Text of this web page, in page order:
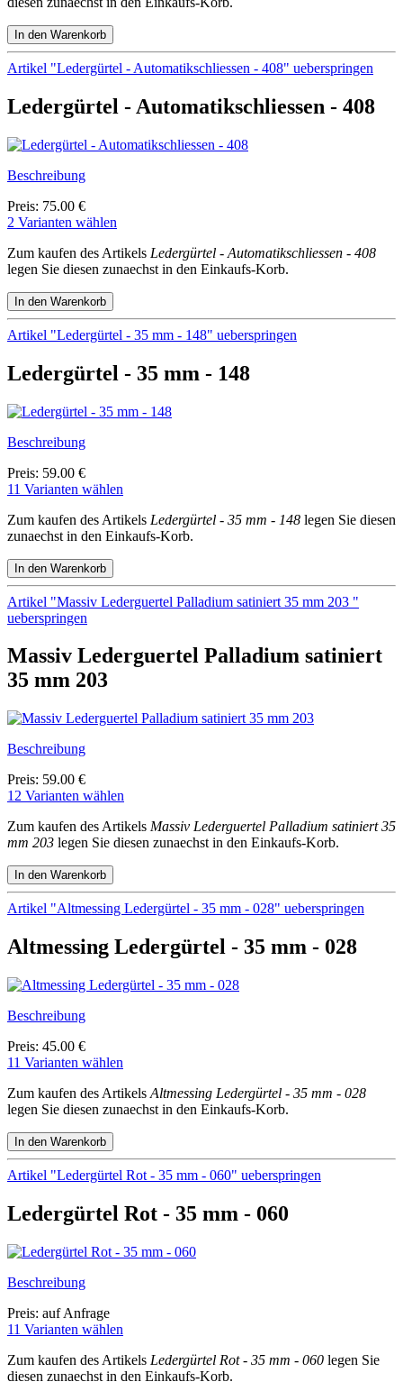
Artikel "Ledergürtel - Automatikschliessen - 408" ueberspringen
Ledergürtel - Automatikschliessen - 408
Beschreibung
Preis: 75.00 €
2 Varianten wählen
Zum kaufen des Artikels Ledergürtel - Automatikschliessen - 408
legen Sie diesen zunaechst in den Einkaufs-Korb.
Artikel "Ledergürtel - 35 mm - 148" ueberspringen
Ledergürtel - 35 mm - 148
Beschreibung
Preis: 59.00 €
11 Varianten wählen
Zum kaufen des Artikels Ledergürtel - 35 mm - 148 legen Sie diesen
zunaechst in den Einkaufs-Korb.
Artikel "Massiv Lederguertel Palladium satiniert 35 mm 203 "
ueberspringen
Massiv Lederguertel Palladium satiniert
35 mm 203
Beschreibung
Preis: 59.00 €
12 Varianten wählen
Zum kaufen des Artikels Massiv Lederguertel Palladium satiniert 35
mm 203 legen Sie diesen zunaechst in den Einkaufs-Korb.
Artikel "Altmessing Ledergürtel - 35 mm - 028" ueberspringen
Altmessing Ledergürtel - 35 mm - 028
Beschreibung
Preis: 45.00 €
11 Varianten wählen
Zum kaufen des Artikels Altmessing Ledergürtel - 35 mm - 028
legen Sie diesen zunaechst in den Einkaufs-Korb.
Artikel "Ledergürtel Rot - 35 mm - 060" ueberspringen
Ledergürtel Rot - 35 mm - 060
Beschreibung
Preis: auf Anfrage
11 Varianten wählen
Zum kaufen des Artikels Ledergürtel Rot - 35 mm - 060 legen Sie
diesen zunaechst in den Einkaufs-Korb.